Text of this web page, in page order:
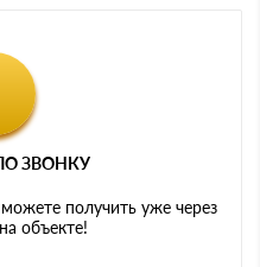
ЗВОНКУ
получить уже через
объекте!